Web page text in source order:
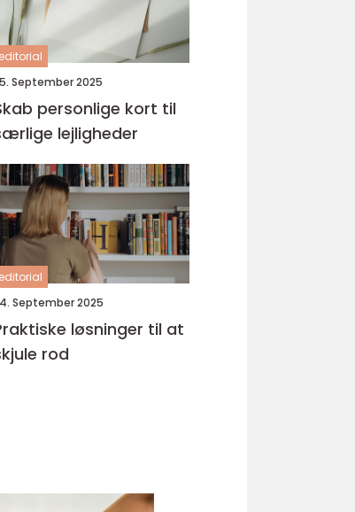
editorial
September 2025
personlige kort til
lejligheder
editorial
September 2025
løsninger til at
rod